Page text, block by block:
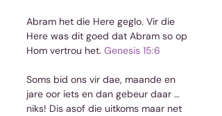
Abram het die Here geglo. Vir die
Here was dit goed dat Abram so op
Hom vertrou het. Genesis 15:6
Soms bid ons vir dae, maande en
jare oor iets en dan gebeur daar …
niks! Dis asof die uitkoms maar net